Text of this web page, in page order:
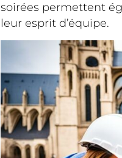
soirées permettent
leur esprit d’équipe.